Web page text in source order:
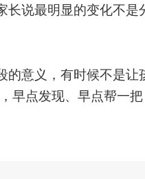
长说最明显的变化不
的意义，有时候不是
早点发现、早点帮一把